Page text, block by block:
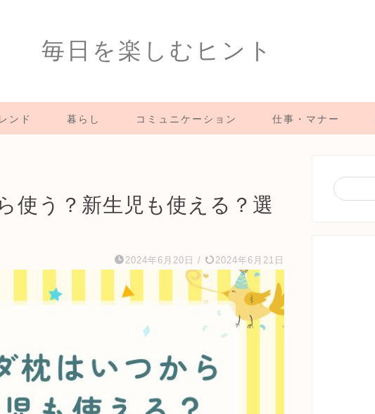
毎日を楽しむヒント
ンド 暮らし コミュニケーション 仕事・マナー
使う？新生児も使える？選
2024年6月20日 / 2024年6月21日